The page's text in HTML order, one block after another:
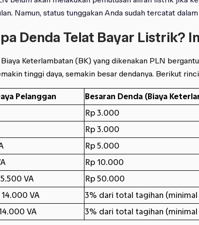
Namun, status tunggakan Anda sudah tercatat
Denda Telat Bayar Listrik?
Biaya Keterlambatan (BK) yang dikenakan PLN
tinggi daya, semakin besar dendanya. Berikut
Pelanggan
Besaran Denda (Biaya
Rp 3.000
Rp 3.000
Rp 5.000
Rp 10.000
VA
Rp 50.000
VA
3% dari total tagihan (minimal
VA
3% dari total tagihan